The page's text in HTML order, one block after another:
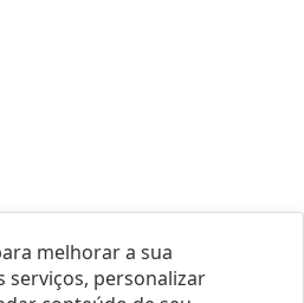
melhorar a sua
serviços, personalizar